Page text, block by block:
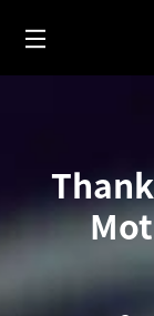
Toggle menu